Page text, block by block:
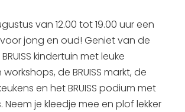
van 12.00 tot 19.00 uur een
jong en oud! Geniet van de
BRUISS kindertuin met leuke
de BRUISS markt, de
en het BRUISS podium met
Neem je kleedje mee en plof lekker